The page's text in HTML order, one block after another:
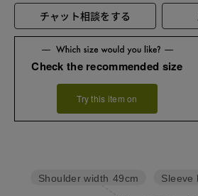
チャット相談をする
Check the recommended size
Try this item on
Sleeve
Shoulder width 49cm